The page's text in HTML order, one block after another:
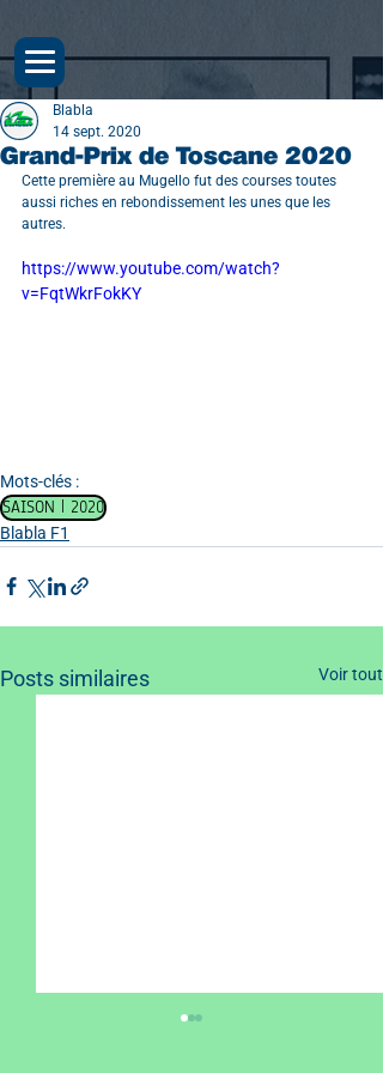
Grand-Prix de Toscane 2020
Blabla
14 sept. 2020
Cette première au Mugello fut des courses toutes
aussi riches en rebondissement les unes que les
autres.
https://www.youtube.com/watch?
v=FqtWkrFokKY
Mots-clés :
SAISON | 2020
Blabla F1
Posts similaires Voir tout